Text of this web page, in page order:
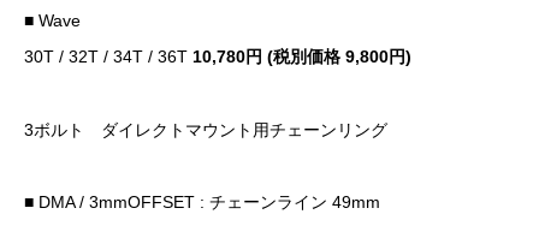
■ Wave
30T / 32T / 34T / 36T 10,780円 (税別価格 9,800円)
3ボルト ダイレクトマウント用チェーンリング
■ DMA / 3mmOFFSET : チェーンライン 49mm